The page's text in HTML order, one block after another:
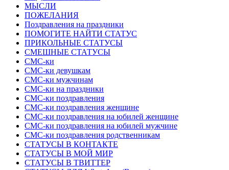
МЫСЛИ
ПОЖЕЛАНИЯ
Поздравления на праздники
ПОМОГИТЕ НАЙТИ СТАТУС
ПРИКОЛЬНЫЕ СТАТУСЫ
СМЕШНЫЕ СТАТУСЫ
СМС-ки
СМС-ки девушкам
СМС-ки мужчинам
СМС-ки на праздники
СМС-ки поздравления
СМС-ки поздравления женщине
СМС-ки поздравления на юбилей женщине
СМС-ки поздравления на юбилей мужчине
СМС-ки поздравления родственникам
СТАТУСЫ В КОНТАКТЕ
СТАТУСЫ В МОЙ МИР
СТАТУСЫ В ТВИТТЕР